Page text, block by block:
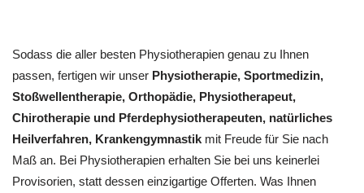
Sodass die aller besten Physiotherapien genau zu Ihnen
passen, fertigen wir unser Physiotherapie, Sportmedizin,
Stoßwellentherapie, Orthopädie, Physiotherapeut,
Chirotherapie und Pferdephysiotherapeuten, natürliches
Heilverfahren, Krankengymnastik mit Freude für Sie nach
Maß an. Bei Physiotherapien erhalten Sie bei uns keinerlei
Provisorien, statt dessen einzigartige Offerten. Was Ihnen